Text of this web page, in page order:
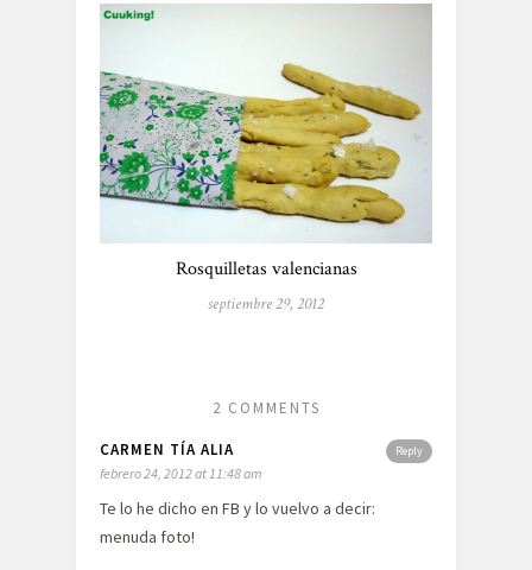
Rosquilletas valencianas
septiembre 29, 2012
2 COMMENTS
Reply
CARMEN TÍA ALIA
febrero 24, 2012 at 11:48 am
Te lo he dicho en FB y lo vuelvo a decir:
menuda foto!